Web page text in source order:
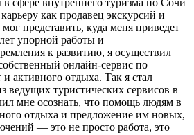
как продавец экскурсий и
представить, куда меня приведет
упорной работы и
к развитию, я осуществил
онлайн-сервис по
активного отдыха. Так я стал
ведущих туристических сервисов в
мне осознать, что помощь людям в
отдыха и предложение им новых,
— это не просто работа, это